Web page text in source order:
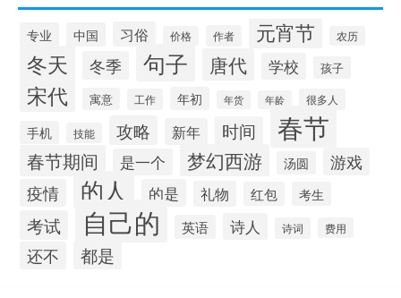
专业 中国 习俗 价格 作者 元宵节 农历
冬天 冬季 句子 唐代 学校 孩子
宋代 寓意 工作 年初 年货 年龄 很多人
手机 技能 攻略 新年 时间 春节
春节期间 是一个 梦幻西游 汤圆
游戏
疫情
的人 的是 礼物 红包 考生
考试 自己的 英语 诗人 诗词 费用
还不 都是